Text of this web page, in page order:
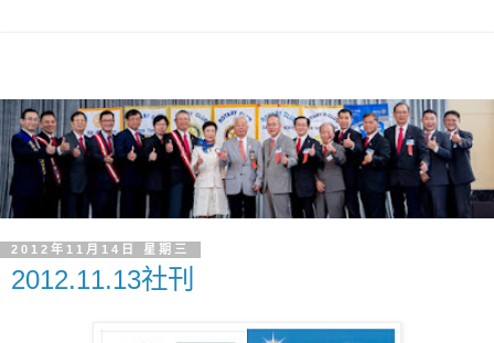
2012年11月14日 星期三
2012.11.13社刊